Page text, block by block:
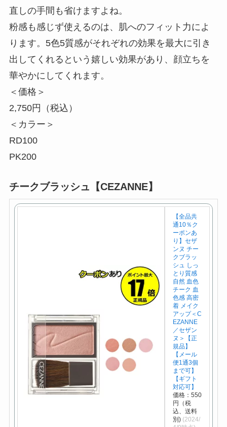
直しの手間も省けますよね。
粉感も感じず使えるのは、肌へのフィット力によ
ります。5色5質感がそれぞれの効果を最大に引き
出してくれるという嬉しい効果があり、顔立ちを
華やかにしてくれます。
＜価格＞
2,750円（税込）
＜カラー＞
RD100
PK200
チークブラッシュ【CEZANNE】
【全品共
通10％ク
ーポンあ
り】セザ
ンヌ チー
クブラッ
シュ しっ
とり質感
自然 血色
チーク 血
色感 高密
着 メイク
アップ＜C
EZANNE
／セザン
ヌ＞【正
規品】
【メール
便1通3個
まで可】
【ギフト
対応可】
価格：550
円（税
込、送料
別) (2024/